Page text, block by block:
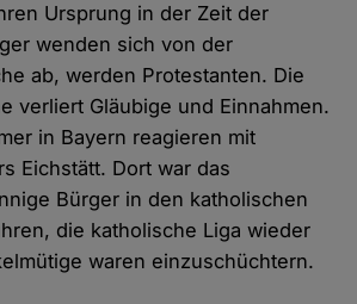
Ursprung in der Zeit der
wenden sich von der
ab, werden Protestanten. Die
verliert Gläubige und Einnahmen.
in Bayern reagieren mit
Eichstätt. Dort war das
Bürger in den katholischen
die katholische Liga wieder
waren einzuschüchtern.